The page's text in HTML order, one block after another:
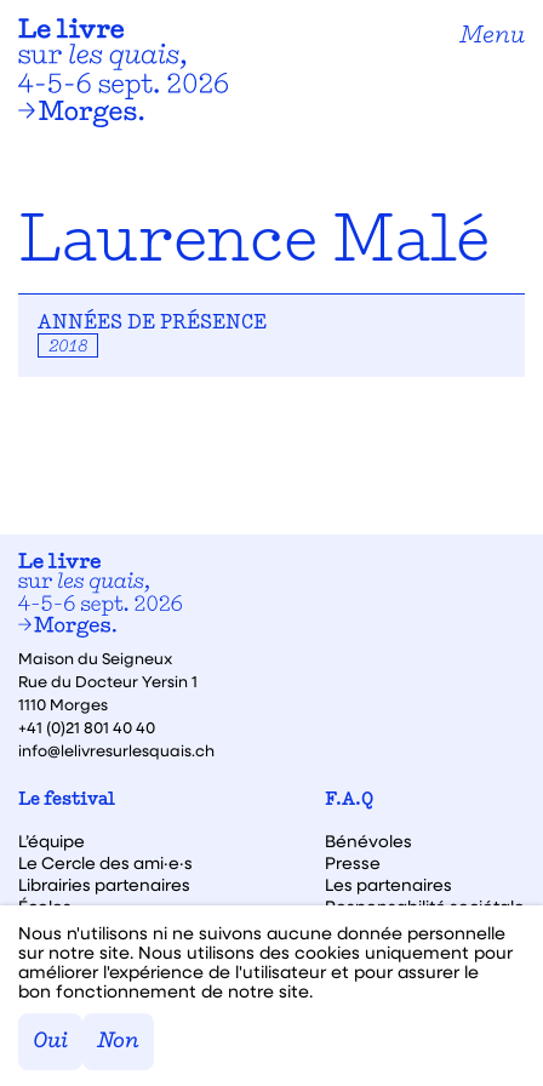
Menu
Laurence Malé
ANNÉES DE PRÉSENCE
2018
Maison du Seigneux
Rue du Docteur Yersin 1
1110 Morges
+41 (0)21 801 40 40
info@lelivresurlesquais.ch
Le festival
L’équipe
Le Cercle des ami·e·s
Librairies partenaires
Écoles
F.A.Q
Bénévoles
Presse
Les partenaires
Responsabilité sociétale
Archive des éditions
Archive des autrices et auteurs
Nous n'utilisons ni ne suivons aucune donnée personnelle
sur notre site. Nous utilisons des cookies uniquement pour
améliorer l'expérience de l'utilisateur et pour assurer le
bon fonctionnement de notre site.
Oui Non